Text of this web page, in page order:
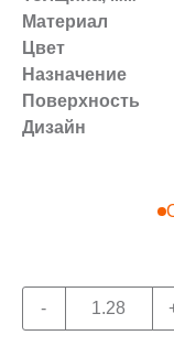
Материал
Цвет
Назначение
Поверхность
Дизайн